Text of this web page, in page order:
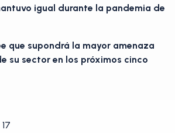
igual durante la pandemia de
que supondrá la mayor amenaza
su sector en los próximos cinco